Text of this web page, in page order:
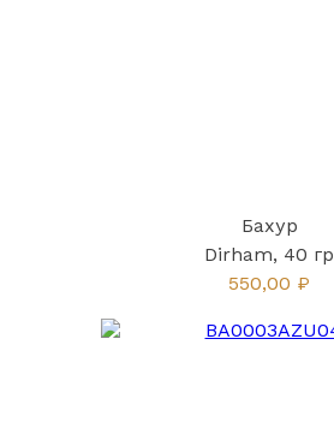
Бахур
Dirham, 40 гр
550,00 ₽